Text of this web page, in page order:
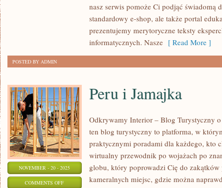
nasz serwis pomoże Ci podjąć
standardowy e-shop, ale także portal
prezentujemy merytoryczne teksty
informatycznych. Nasze [ Read More ]
POSTED BY ADMIN
NOVEMBER - 20 - 2025
COMMENTS OFFON
Peru i Jamajka
Odkrywamy Interior – Blog Turystyczny
ten blog turystyczny to platforma, w
praktycznymi poradami dla każdego, kto
wirtualny przewodnik po wojażach po
globu, który poprowadzi Cię do zakątków
kameralnych miejsc, gdzie można